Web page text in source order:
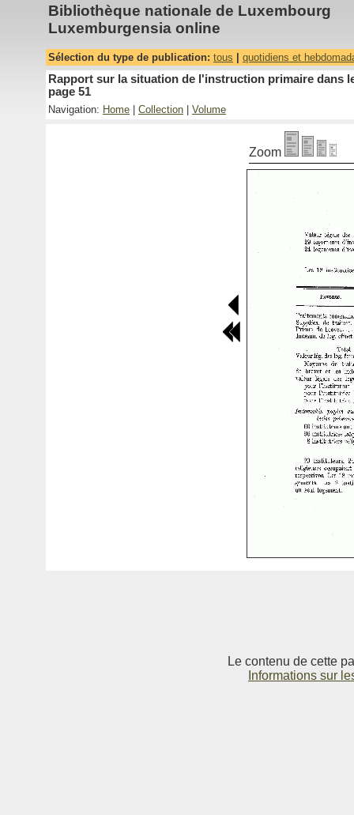
Bibliothèque nationale de Luxembourg
Luxemburgensia online
Sélection du type de publication: tous quotidiens et
Rapport sur la situation de l'instruction primaire dans
page 51
Navigation: Home Collection Volume
Zoom
Le contenu de cette
Informations sur